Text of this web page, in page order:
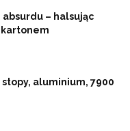
absurdu – halsując
stopy, aluminium, 7900